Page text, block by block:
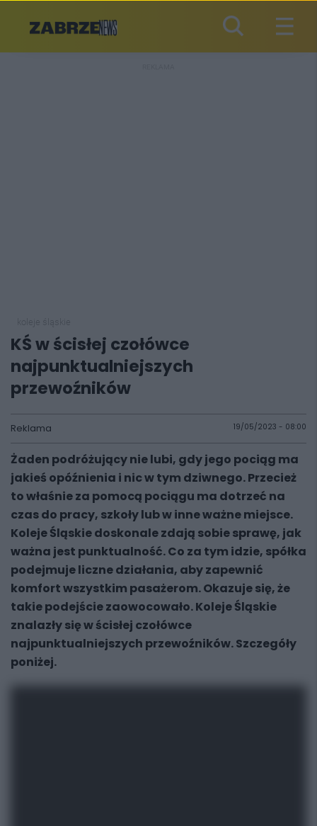
KŚ w ścisłej czołówce
najpunktualniejszych
przewoźników
Reklama 19/05/2023 - 08:00
Żaden podróżujący nie lubi, gdy jego pociąg ma
jakieś opóźnienia i nic w tym dziwnego. Przecież
to właśnie za pomocą pociągu ma dotrzeć na
czas do pracy, szkoły lub w inne ważne miejsce.
Koleje Śląskie doskonale zdają sobie sprawę, jak
ważna jest punktualność. Co za tym idzie, spółka
podejmuje liczne działania, aby zapewnić
komfort wszystkim pasażerom. Okazuje się, że
takie podejście zaowocowało. Koleje Śląskie
znalazły się w ścisłej czołówce
najpunktualniejszych przewoźników. Szczegóły
poniżej.